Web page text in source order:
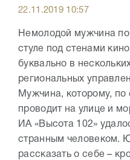
22.11.2019 10:57
Немолодой мужчина
стуле под стенами
буквально в
региональных
Мужчина, которому, по
проводит на улице и
ИА «Высота 102»
странным человеком.
рассказать о себе –